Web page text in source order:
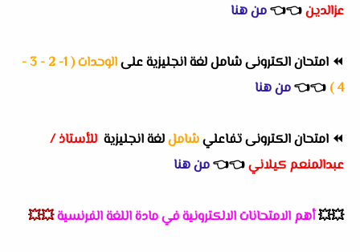
عزالدين👈
👈من هنا
⏪ امتحان الكترونى شامل لغة انجليزية على
الوحدات ( 1- 2 - 3 -
4 )
👈
👈من هنا
⏪ امتحان الكترونى تفاعليشامللغة انجليزية للأستاذ /
عبدالمنعم كيلاني👈
👈من هنا
💥💥أهم الامتحانات الالكترونية في مادة اللغة الفرنسية💥💥